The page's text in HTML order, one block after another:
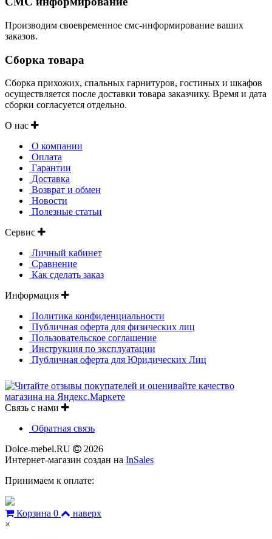
Производим своевременное смс-информирование ваших
заказов.
Сборка товара
Сборка прихожих, спальных гарнитуров, гостиных и шкафов
осуществляется после доставки товара заказчику. Время и дата
сборки согласуется отдельно.
О нас
О компании
Оплата
Гарантии
Доставка
Возврат и обмен
Новости
Полезные статьи
Сервис
Личный кабинет
Сравнение
Как сделать заказ
Информация
Политика конфиденциальности
Публичная оферта для физических лиц
Пользовательское соглашение
Инструкция по эксплуатации
Публичная оферта для Юридических Лиц
Связь с нами
Обратная связь
Dolce-mebel.RU
2026
Интернет-магазин создан на InSales
Принимаем к оплате:
Корзина 0
наверх
×